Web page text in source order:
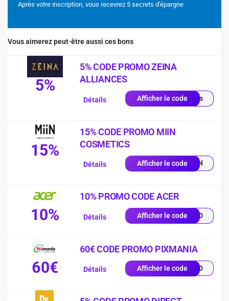
Après votre inscription, vous recevrez 5 secrets d'épargne
Vous aimerez peut-être aussi ces bons
5%
5% CODE PROMO ZEINA
ALLIANCES
Afficher le codequis
Détails
15%
15% CODE PROMO MIIN
COSMETICS
Afficher le codeMIIN
Détails
10%
10% PROMO CODE ACER
Afficher le codeVE10
Détails
60€
60€ CODE PROMO PIXMANIA
Afficher le codeAL60
Détails